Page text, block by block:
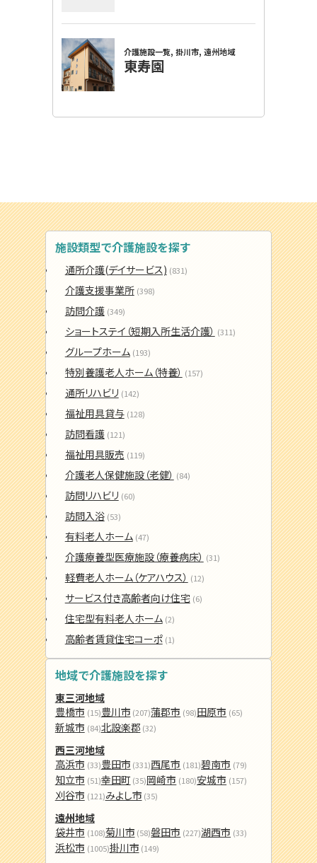
施設類型で介護施設を探す
通所介護(デイサービス) (831)
介護支援事業所 (398)
訪問介護 (349)
ショートステイ（短期入所生活介護） (311)
グループホーム (193)
特別養護老人ホーム（特養） (157)
通所リハビリ (142)
福祉用具貸与 (128)
訪問看護 (121)
福祉用具販売 (119)
介護老人保健施設（老健） (84)
訪問リハビリ (60)
訪問入浴 (53)
有料老人ホーム (47)
介護療養型医療施設（療養病床） (31)
軽費老人ホーム（ケアハウス） (12)
サービス付き高齢者向け住宅 (6)
住宅型有料老人ホーム (2)
高齢者賃貸住宅コーポ (1)
地域で介護施設を探す
東三河地域
豊橋市 (15)豊川市 (207)蒲郡市 (98)田原市 (65)
新城市 (84)北設楽郡 (32)
西三河地域
高浜市 (33)豊田市 (331)西尾市 (181)碧南市 (79)
知立市 (51)幸田町 (35)岡崎市 (180)安城市 (157)
刈谷市 (121)みよし市 (35)
遠州地域
袋井市 (108)菊川市 (58)磐田市 (227)湖西市 (33)
浜松市 (1005)掛川市 (149)